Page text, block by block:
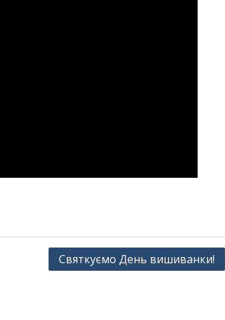
Святкуємо День вишиванки!